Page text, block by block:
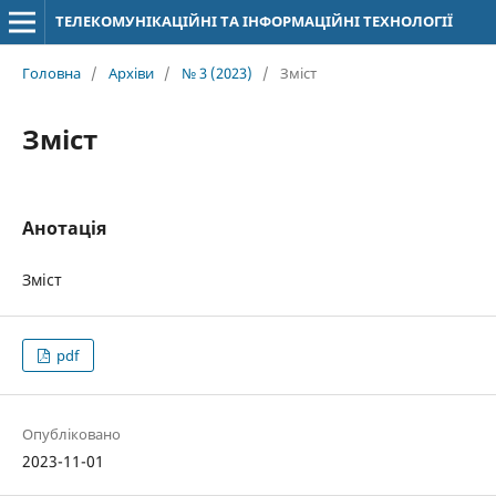
ТЕЛЕКОМУНІКАЦІЙНІ ТА ІНФОРМАЦІЙНІ ТЕХНОЛОГІЇ
Головна / Архіви / № 3 (2023) / Зміст
Зміст
Анотація
Зміст
pdf
Опубліковано
2023-11-01